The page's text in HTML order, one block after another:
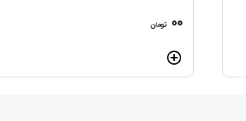
00 تومان